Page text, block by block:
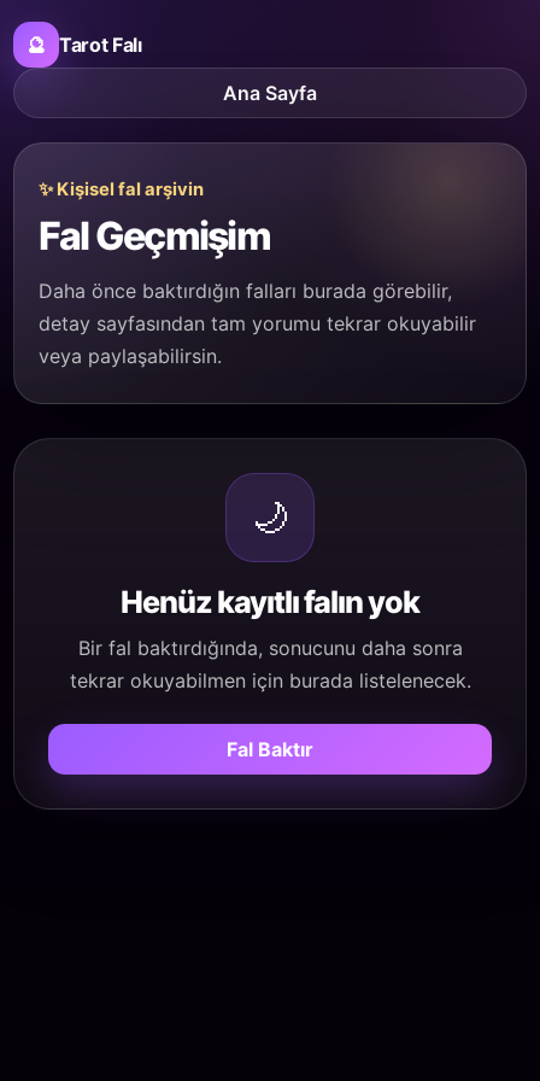
🔮 Tarot Falı
Ana Sayfa
✨ Kişisel fal arşivin
Fal Geçmişim
Daha önce baktırdığın falları burada görebilir,
detay sayfasından tam yorumu tekrar okuyabilir
veya paylaşabilirsin.
🌙
Henüz kayıtlı falın yok
Bir fal baktırdığında, sonucunu daha sonra
tekrar okuyabilmen için burada listelenecek.
Fal Baktır